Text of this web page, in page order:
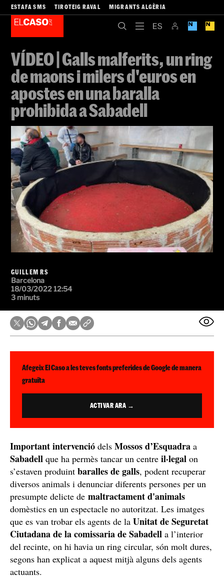
ESTAFA SMS TIROTEIG RAVAL MIGRANTS ALGÈRIA
VÍDEO | Galls malferits, un ring
de maons i milers d'euros en
apostes en una baralla
prohibida a Sabadell
GUILLEM RS
Barcelona
18/03/2022 12:54
3 minuts
Afegeix El Caso a les teves fonts preferides de Google de manera
gratuïta
ACTIVAR ARA →
Important intervenció dels Mossos d’Esquadra a
Sabadell que ha permès tancar un centre il·legal on
s’estaven produint baralles de galls, podent recuperar
diversos animals i denunciar diferents persones per un
presumpte delicte de maltractament d'animals
domèstics en un espectacle no autoritzat. Les imatges
que es van trobar els agents de la Unitat de Seguretat
Ciutadana de la comissaria de Sabadell a l’interior
del recinte, on hi havia un ring circular, són molt dures,
segons han explicat a aquest mitjà alguns dels agents
actuants.